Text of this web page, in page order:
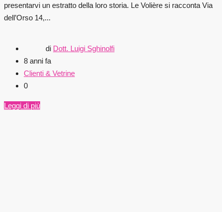
presentarvi un estratto della loro storia. Le Volière si racconta Via
dell’Orso 14,...
di Dott. Luigi Sghinolfi
8 anni fa
Clienti & Vetrine
0
Leggi di più